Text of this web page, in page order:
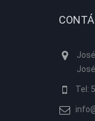
Tel: